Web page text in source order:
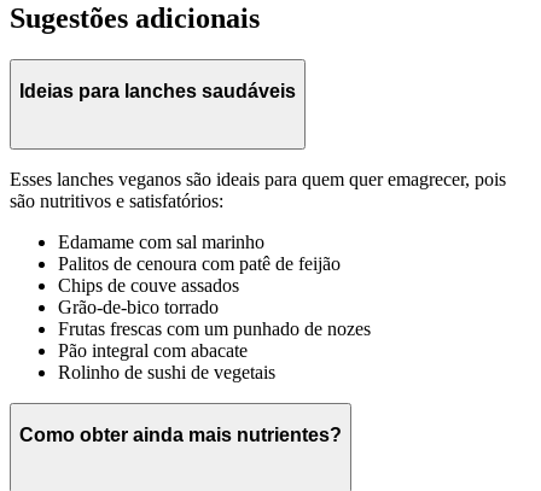
Sugestões adicionais
Ideias para lanches saudáveis
Esses lanches veganos são ideais para quem quer emagrecer, pois
são nutritivos e satisfatórios:
Edamame com sal marinho
Palitos de cenoura com patê de feijão
Chips de couve assados
Grão-de-bico torrado
Frutas frescas com um punhado de nozes
Pão integral com abacate
Rolinho de sushi de vegetais
Como obter ainda mais nutrientes?